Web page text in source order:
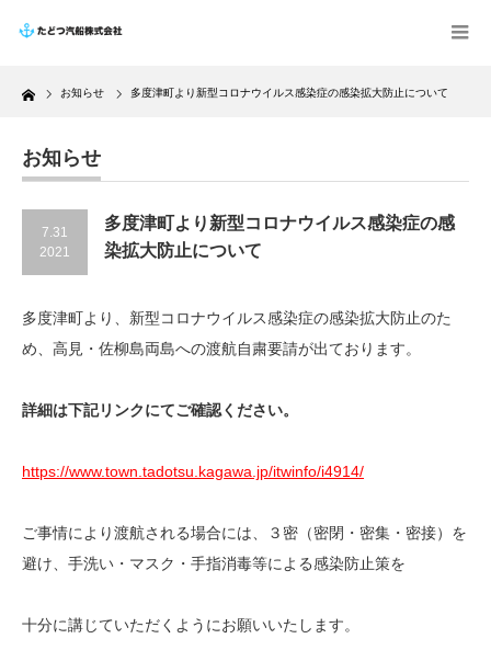
Home お知らせ 多度津町より新型コロナウイルス感染症の感染拡大防止について
お知らせ
7.31
2021
多度津町より新型コロナウイルス感染症の感
染拡大防止について
多度津町より、新型コロナウイルス感染症の感染拡大防止のた
め、高見・佐柳島両島への渡航自粛要請が出ております。
詳細は下記リンクにてご確認ください。
https://www.town.tadotsu.kagawa.jp/itwinfo/i4914/
ご事情により渡航される場合には、３密（密閉・密集・密接）を
避け、手洗い・マスク・手指消毒等による感染防止策を
十分に講じていただくようにお願いいたします。